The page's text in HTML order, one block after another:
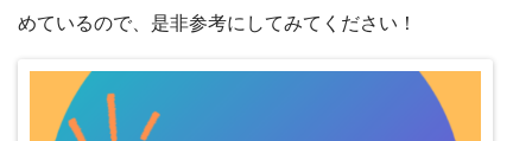
めているので、是非参考にしてみてください！